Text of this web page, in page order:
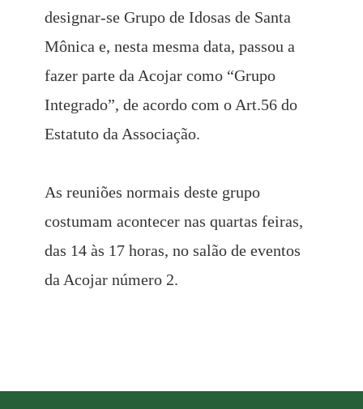
designar-se Grupo de Idosas de Santa
Mônica e, nesta mesma data, passou a
fazer parte da Acojar como “Grupo
Integrado”, de acordo com o Art.56 do
Estatuto da Associação.
As reuniões normais deste grupo
costumam acontecer nas quartas feiras,
das 14 às 17 horas, no salão de eventos
da Acojar número 2.